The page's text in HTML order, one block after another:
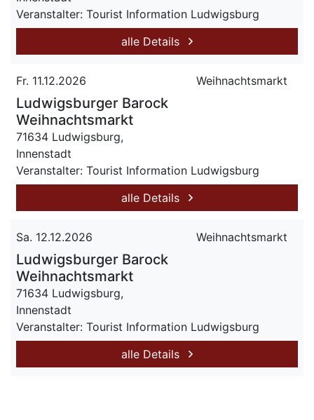
Veranstalter: Tourist Information Ludwigsburg
alle Details
Fr. 11.12.2026 Weihnachtsmarkt
Ludwigsburger Barock
Weihnachtsmarkt
71634 Ludwigsburg,
Innenstadt
Veranstalter: Tourist Information Ludwigsburg
alle Details
Sa. 12.12.2026 Weihnachtsmarkt
Ludwigsburger Barock
Weihnachtsmarkt
71634 Ludwigsburg,
Innenstadt
Veranstalter: Tourist Information Ludwigsburg
alle Details